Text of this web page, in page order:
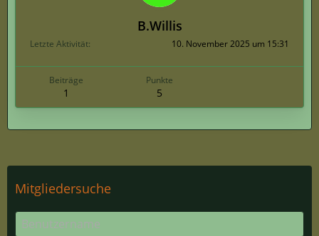
B.Willis
Letzte Aktivität 10. November 2025 um 15:31
Beiträge
1
Punkte
5
Mitgliedersuche